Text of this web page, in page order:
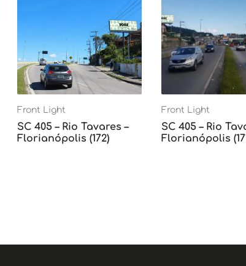
Front Light
SC 405 – Rio Tavares –
Florianópolis (172)
Front Light
SC 405 – Rio
Florianópolis